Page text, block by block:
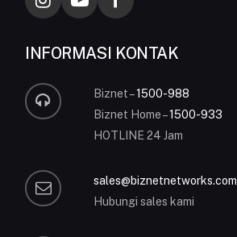
INFORMASI KONTAK
Biznet –1500-988
Biznet Home –1500-933
HOTLINE 24 Jam
sales@biznetnetworks.com
Hubungi sales kami